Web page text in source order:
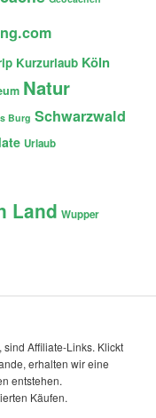
Kurzurlaub Köln
Natur
Burg Schwarzwald
Urlaub
Land Wupper
Affiliate-Links. Klickt
erhalten wir eine
entstehen.
Käufen.